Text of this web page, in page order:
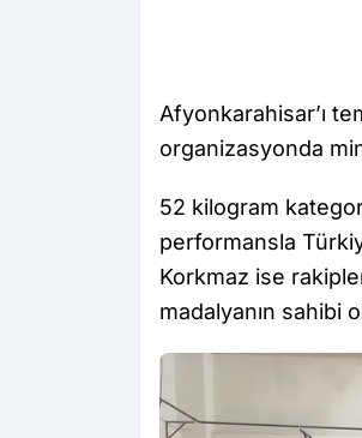
Afyonkarahisar’ı
organizasyonda
52 kilogram
performansla
Korkmaz ise
madalyanın sahibi